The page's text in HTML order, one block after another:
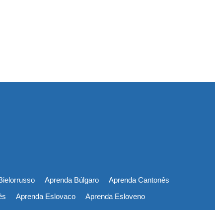
Aprenda Búlgaro
Aprenda Cantonês
Aprenda Eslovaco
Aprenda Esloveno